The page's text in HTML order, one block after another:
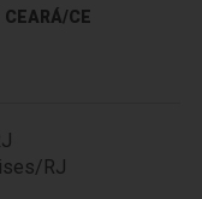
CEARÁ/CE
RJ